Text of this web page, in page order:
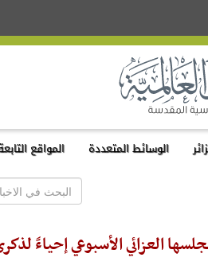
الوسائط المتعددة المواقع
العزائي الأسبوعي إحياءً